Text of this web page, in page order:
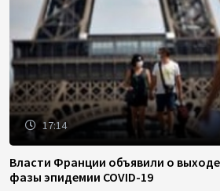
17:14
Власти Франции объявили о
фазы эпидемии COVID-19